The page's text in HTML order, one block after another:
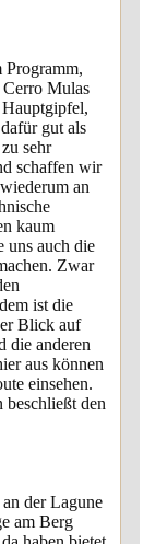
Mulas
gut als
sehr
schaffen wir
an
kaum
uns auch die
Zwar
ist die
Blick auf
die anderen
aus können
einsehen.
beschließt den
der Lagune
am Berg